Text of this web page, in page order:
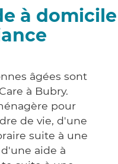
à domicile
âgées sont
à Bubry.
pour
de vie, d'une
suite à une
aide à